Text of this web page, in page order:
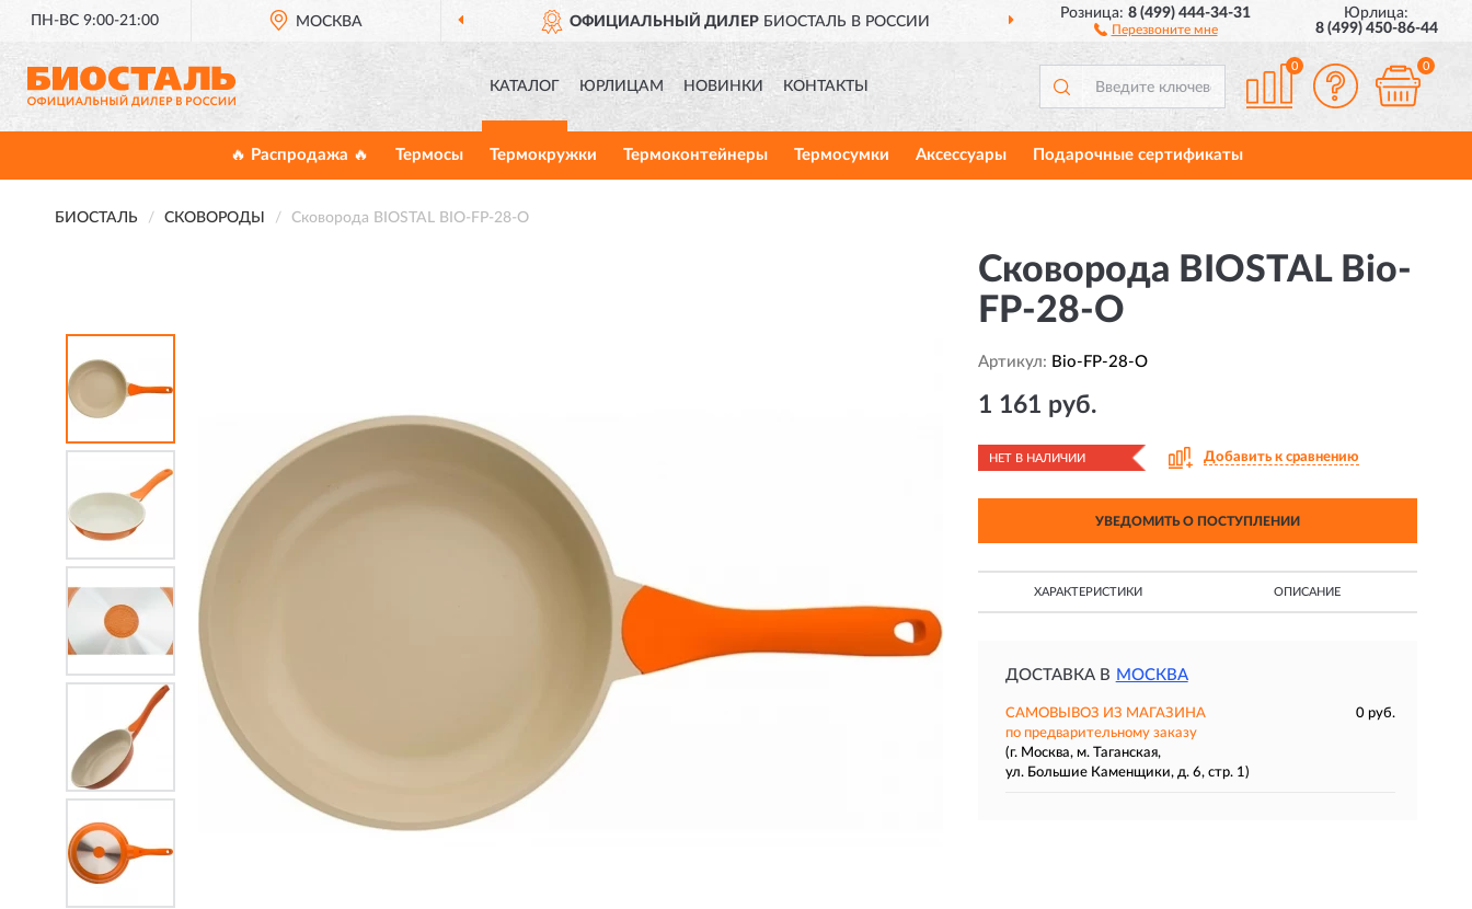
ПН-ВС 9:00-21:00 МОСКВА ОФИЦИАЛЬНЫЙ ДИЛЕР БИОСТАЛЬ В РОССИИ ДОСТАВИМ ПО ВСЕЙ РОССИИ
Розница:8 (499) 444-34-31
Перезвоните мне
Юрлица:
8 (499) 450-86-44
КАТАЛОГ ЮРЛИЦАМ НОВИНКИ КОНТАКТЫ
0 0
🔥 Распродажа 🔥 Термосы Термокружки Термоконтейнеры Термосумки Аксессуары Подарочные сертификаты
БИОСТАЛЬ СКОВОРОДЫ Сковорода BIOSTAL BIO-FP-28-O
Сковорода BIOSTAL Bio-
FP-28-O
Артикул: Bio-FP-28-O
1 161 руб.
НЕТ В НАЛИЧИИ Добавить к сравнению
УВЕДОМИТЬ О ПОСТУПЛЕНИИ
ХАРАКТЕРИСТИКИ ОПИСАНИЕ
ДОСТАВКА В МОСКВА
САМОВЫВОЗ ИЗ МАГАЗИНА
0 руб.
по предварительному заказу
(г. Москва, м. Таганская,
ул. Большие Каменщики, д. 6, стр. 1)